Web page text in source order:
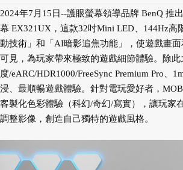
2024年7月15日--護眼螢幕領導品牌 BenQ 推
幕 EX321UX，這款32吋Mini LED、144Hz高
動技術」和「AI暗影追焦功能」，使遊戲畫
可見，為玩家帶來極致的遊戲細節體驗。除
度/eARC/HDR1000/FreeSync Premium Pro、
浸、最順暢遊戲體驗。針對電玩愛好者，
客製化色彩體驗（科幻/奇幻/寫實），讓玩家
調整影像，創造自己獨特的遊戲風格。